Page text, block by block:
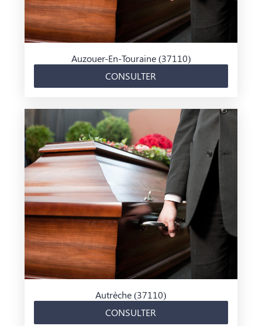
Auzouer-En-Touraine (37110)
CONSULTER
Autrèche (37110)
CONSULTER